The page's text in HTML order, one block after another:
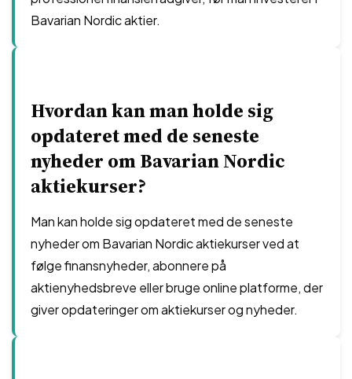
Bavarian Nordic aktier.
Hvordan kan man holde sig
opdateret med de seneste
nyheder om Bavarian Nordic
aktiekurser?
Man kan holde sig opdateret med de seneste
nyheder om Bavarian Nordic aktiekurser ved at
følge finansnyheder, abonnere på
aktienyhedsbreve eller bruge online platforme, der
giver opdateringer om aktiekurser og nyheder.